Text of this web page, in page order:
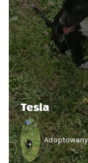
Tesla
Adoptowany